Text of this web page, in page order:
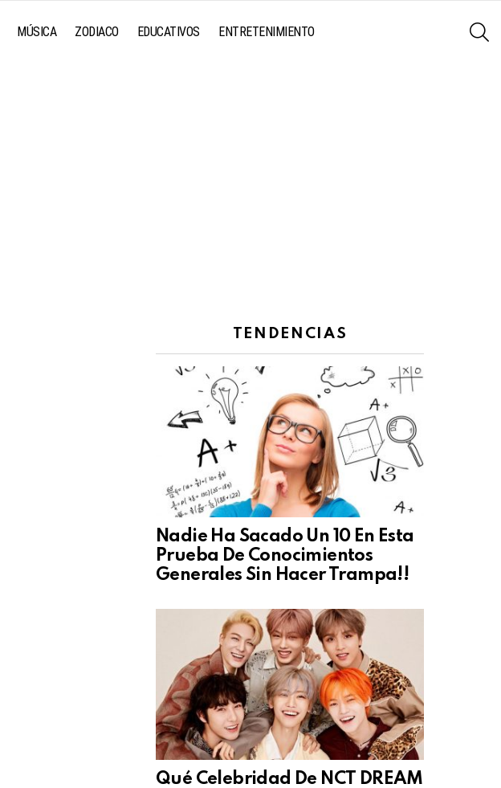
MÚSICA ZODIACO EDUCATIVOS ENTRETENIMIENTO
TENDENCIAS
Nadie Ha Sacado Un 10 En Esta
Prueba De Conocimientos
Generales Sin Hacer Trampa!!
Qué Celebridad De NCT DREAM